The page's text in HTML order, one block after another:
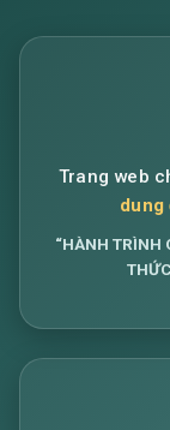
Trang web
dung
“HÀNH TRÌNH